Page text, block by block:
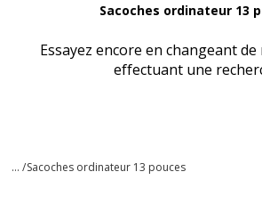
Sacoches ordinateur 13
Essayez encore en changeant
effectuant une
... /Sacoches ordinateur 13 pouces